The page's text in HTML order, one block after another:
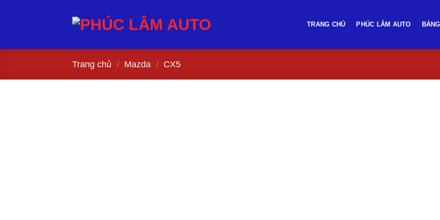
TRANG CHỦ PHÚC LÂM AUTO
Trang chủ / Mazda / CX5